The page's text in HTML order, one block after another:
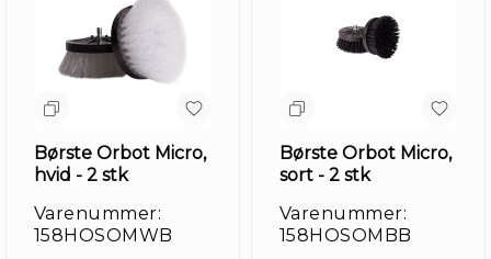
Børste Orbot Micro,
hvid - 2 stk
Varenummer:
158HOSOMWB
Børste Orbot Micro,
sort - 2 stk
Varenummer:
158HOSOMBB